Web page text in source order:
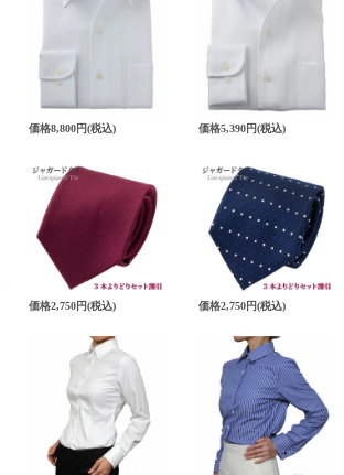
価格8,800円(税込) 価格5,390円(税込)
価格2,750円(税込) 価格2,750円(税込)